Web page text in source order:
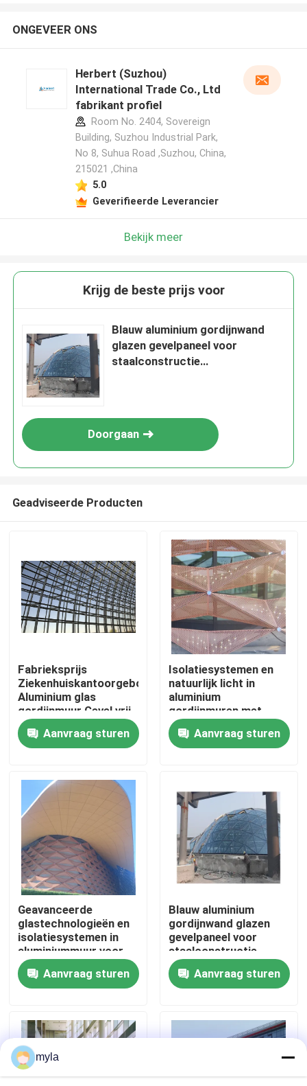
Huis
Producten
Fabrieksreis
Kwaliteitscontrole
Contacteer ons
Nieuws
Gevallen
staal ruimtekaders
Ruimtekaderbundel
ONGEVEER ONS
Herbert (Suzhou)
International Trade Co., Ltd
fabrikant profiel
Room No. 2404, Sovereign
Building, Suzhou Industrial Park,
No 8, Suhua Road ,Suzhou, China,
215021 ,China
5.0
Geverifieerde Leverancier
Bekijk meer
Krijg de beste prijs voor
Blauw aluminium gordijnwand
glazen gevelpaneel voor
staalconstructie
Doorgaan
Geadviseerde Producten
Fabrieksprijs
Ziekenhuiskantoorgebouw
Aluminium glas
gordijnmuur Gevel vrij
ontwerp
Aanvraag sturen
Isolatiesystemen en
natuurlijk licht in
aluminium
gordijnmuren met
geavanceerde
glastechnologieën
Aanvraag sturen
Geavanceerde
glastechnologieën en
isolatiesystemen in
aluminiummuur voor
energie-efficiëntie
Aanvraag sturen
Blauw aluminium
gordijnwand glazen
gevelpaneel voor
staalconstructie
Gebouwontwerpoplossing
op de wereldmarkt
Aanvraag sturen
myla